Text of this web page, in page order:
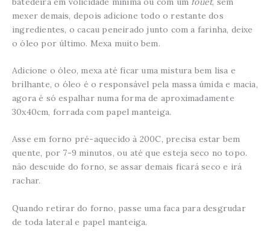
mexer demais, depois adicione todo o restante dos
ingredientes, o cacau peneirado junto com a farinha, deixe
o óleo por último. Mexa muito bem.
Adicione o óleo, mexa até ficar uma mistura bem lisa e
brilhante, o óleo é o responsável pela massa úmida e macia,
agora é só espalhar numa forma de aproximadamente
30x40cm, forrada com papel manteiga.
Asse em forno pré-aquecido à 200C, precisa estar bem
quente, por 7-9 minutos, ou até que esteja seco no topo.
não descuide do forno, se assar demais ficará seco e irá
rachar.
Quando retirar do forno, passe uma faca para desgrudar
de toda lateral e papel manteiga.